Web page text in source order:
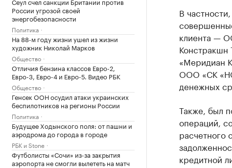
России угрозой своей
энергобезопасности
Политика
На 88-м году жизни ушел из жизни
художник Николай Марков
Общество
Отличия бензина классов Евро-2,
Евро-3, Евро-4 и Евро-5. Видео РБК
Общество
Генсек ООН осудил атаки украинских
беспилотников на регионы России
Политика
Будущее Ходынского поля: от пашни и
аэродрома до города в городе
РБК и Stone
Футболисты «Сочи» из-за закрытия
аэропорта не смогли вылететь на матч
В
клиента —
Констракшн
«Меридиан
ООО «СК
денежных
Также, был
операций,
расчетного
кредитной